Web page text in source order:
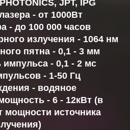
JPT, IPG
- от 1000Вт
- до 100 000 часов
излучения - 1064 нм
пятна - 0,1 - 3 мм
импульса - 0,1 - 2 мс
- 1-50 Гц
- водяное
- 6 - 12кВт (в
мощности источника